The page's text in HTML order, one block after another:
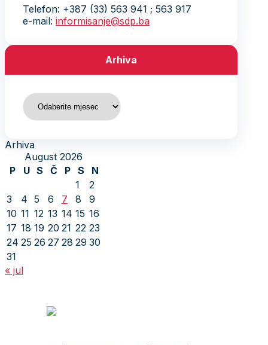
Telefon: +387 (33) 563 941 ; 563 917
e-mail: informisanje@sdp.ba
Arhiva
Arhiva
Arhiva
August 2026
P
U S Č P S
N
1
2
3
4 5 6 7 8
9
10 11 12 13 14 15 16
17 18 19 20 21 22 23
24 25 26 27 28 29 30
31
« jul